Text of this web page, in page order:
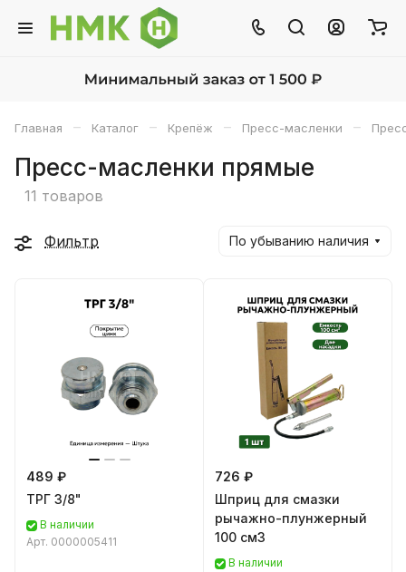
Главная – Каталог – Крепёж – Пресс-масленки –
Пресс-масленки прямые
11 товаров
Фильтр По убыванию наличия
489 ₽
ТРГ 3/8"
В наличии
Арт. 0000005411
726 ₽
Шприц для смазки
рычажно-плунжерный
100 см3
В наличии